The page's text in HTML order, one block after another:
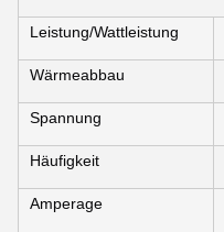
Leistung/Wattleistung
Wärmeabbau
Spannung
Häufigkeit
Amperage